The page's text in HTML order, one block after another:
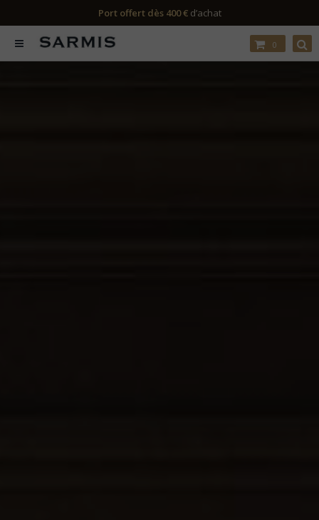
Port offert dès 400 €d’achat
0